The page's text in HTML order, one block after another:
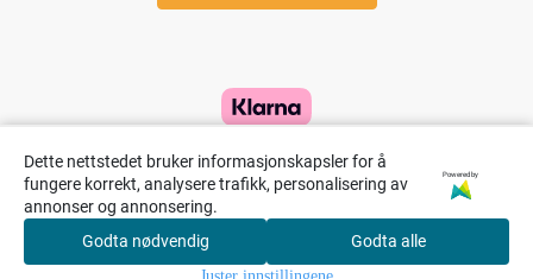
Dette nettstedet bruker informasjonskapsler for å
fungere korrekt, analysere trafikk, personalisering av
annonser og annonsering.
Powered by
Godta nødvendig Godta alle